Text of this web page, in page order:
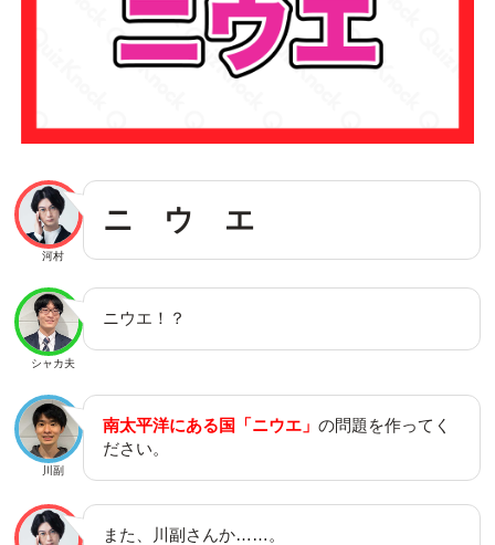
河村
ニ ウ エ
シャカ夫
ニウエ！？
川副
南太平洋にある国「ニウエ」の問題を作ってく
ださい。
また、川副さんか……。